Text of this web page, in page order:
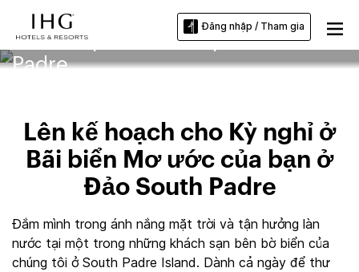
Đăng nhập / Tham gia
Khách sạn bãi biển tại Đảo South
Padre
Lên kế hoạch cho Kỳ nghỉ ở
Bãi biển Mơ ước của bạn ở
Đảo South Padre
Đắm mình trong ánh nắng mặt trời và tận hưởng làn
nước tại một trong những khách sạn bên bờ biển của
chúng tôi ở South Padre Island. Dành cả ngày để thư